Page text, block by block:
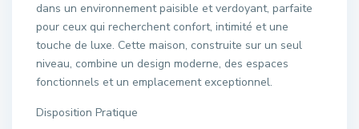
dans un environnement paisible et verdoyant, parfaite
pour ceux qui recherchent confort, intimité et une
touche de luxe. Cette maison, construite sur un seul
niveau, combine un design moderne, des espaces
fonctionnels et un emplacement exceptionnel.
Disposition Pratique